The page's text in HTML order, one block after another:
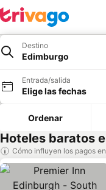
Destino
Edimburgo
Entrada/salida
Elige las fechas
Ordenar
Hoteles baratos
Cómo influyen los pagos